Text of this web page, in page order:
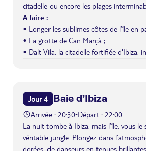
citadelle ou encore les plages
A faire :
• Longer les sublimes côtes de l’île en
• La grotte de Can Marçà ;
• Dalt Vila, la citadelle fortifiée d'Ibiza,
Jour 4 Baie d’Ibiza
Arrivée : 20:30-Départ : 22:00
La nuit tombe à Ibiza, mais l’île, vous
véritable jungle. Plongez dans
dorées, de danseurs en tenues